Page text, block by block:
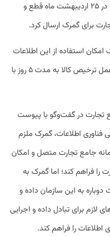
شده برای بانک مرکزی این اتصال را در ۲۵ اردیبهشت ماه قطع و
برای گمرک ارسال کرد.
استفاده از این اطلاعات
برایش فراهم نبود، از همین رو در عمل ترخیص کالا به مدت ۵ روز با
تجارت در گفت‌وگو با پیوست
فناوری اطلاعات، گمرک ملزم
۹ آذر ۱۳۹۹ به سامانه جامع تجارت متصل و امکان
را فراهم کند؛ اما گمرک به
به این سازمان داده و
لازم برای تبادل داده و اجرایی
را فراهم کند.